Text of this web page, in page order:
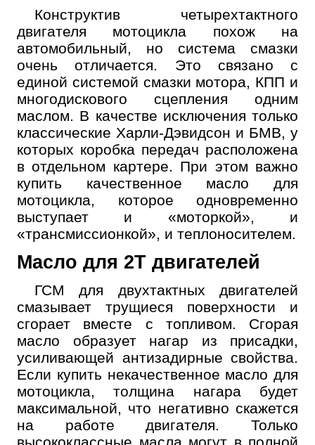
Конструктив четырехтактного
двигателя мотоцикла похож на
автомобильный, но система смазки
очень отличается. Это связано с
единой системой смазки мотора, КПП и
многодискового сцепления одним
маслом. В качестве исключения только
классические Харли-Дэвидсон и БМВ, у
которых коробка передач расположена
в отдельном картере. При этом важно
купить качественное масло для
мотоцикла, которое одновременно
выступает и «моторкой», и
«трансмиссионкой», и теплоносителем.
Масло для 2Т двигателей
ГСМ для двухтактных двигателей
смазывает трущиеся поверхности и
сгорает вместе с топливом. Сгорая
масло образует нагар из присадки,
усиливающей антизадирные свойства.
Если купить некачественное масло для
мотоцикла, толщина нагара будет
максимальной, что негативно скажется
на работе двигателя. Только